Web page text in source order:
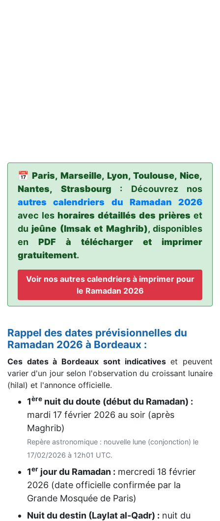
📅Paris, Marseille, Lyon, Toulouse, Nice,
Nantes, Strasbourg : Découvrez nos
autres calendriers du Ramadan 2026
avec les horaires détaillés des prières et
du jeûne (Imsak et Maghrib), disponibles
en PDF à télécharger et imprimer
gratuitement.
Voir nos autres calendriers à imprimer pour
le Ramadan 2026
Rappel des dates prévisionnelles du
Ramadan 2026 à Bordeaux :
Ces dates à Bordeaux sont indicativeset peuvent
varier d'un jour selon l'observation du croissant lunaire
(hilal) et l'annonce officielle.
1ère nuit du doute (début du Ramadan) :
mardi 17 février 2026 au soir (après
Maghrib)
Repère astronomique : nouvelle lune (conjonction) le
17/02/2026 à 12h01 UTC.
1er jour du Ramadan : mercredi 18 février
2026 (date officielle confirmée par la
Grande Mosquée de Paris)
Nuit du destin (Laylat al-Qadr) : nuit du